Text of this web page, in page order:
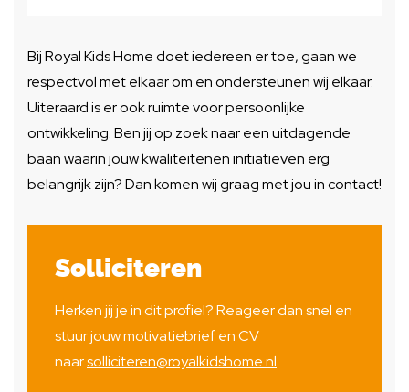
Bij Royal Kids Home doet iedereen er toe, gaan we
respectvol met elkaar om en ondersteunen wij elkaar.
Uiteraard is er ook ruimte voor persoonlijke
ontwikkeling. Ben jij op zoek naar een uitdagende
baan waarin jouw kwaliteitenen initiatieven erg
belangrijk zijn? Dan komen wij graag met jou in contact!
Solliciteren
Herken jij je in dit profiel? Reageer dan snel en
stuur jouw motivatiebrief en CV
naarsolliciteren@royalkidshome.nl.